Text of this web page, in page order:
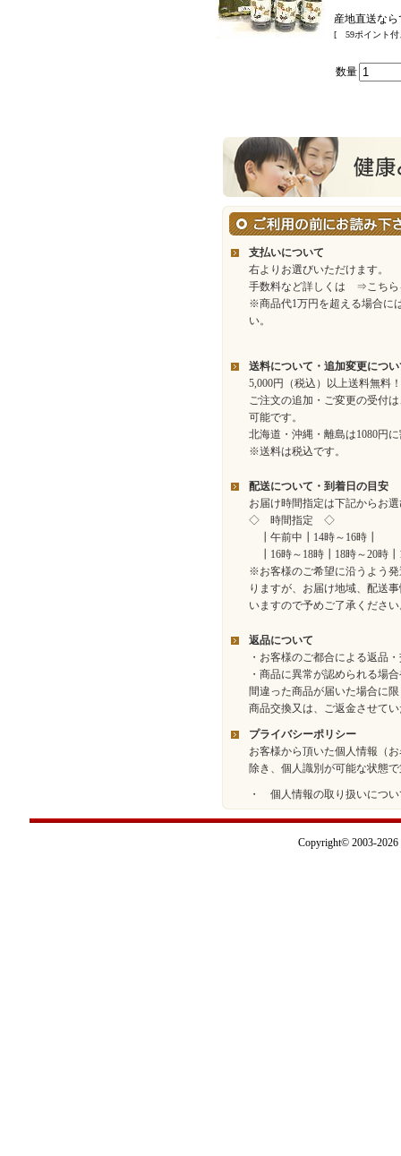
産地直送な
[ 59ポイント付
数量
支払いについて
右よりお選びいただけます。
手数料など詳しくは ⇒こちら
※商品代1万円を超える場合に
い。
送料について・追加変更につい
5,000円（税込）以上送料無料！
ご注文の追加・ご変更の受付
可能です。
北海道・沖縄・離島は1080円
※送料は税込です。
配送について・到着日の目安
お届け時間指定は下記からお
◇ 時間指定 ◇
┃午前中┃14時～16時┃
┃16時～18時┃18時～20時
※お客様のご希望に沿うよう
りますが、お届け地域、配送
いますので予めご了承ください
返品について
・お客様のご都合による返品
・商品に異常が認められる場
間違った商品が届いた場合に
商品交換又は、ご返金させて
プライバシーポリシー
お客様から頂いた個人情報（
除き、個人識別が可能な状態
・ 個人情報の取り扱いについ
Copyright© 2003-2026